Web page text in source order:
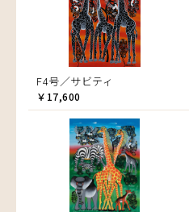
F4号／サビティ
￥17,600